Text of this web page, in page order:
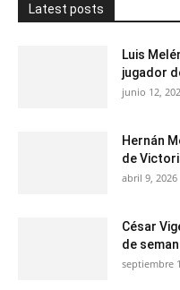
Latest posts
Luis
jugador
junio 12,
Hernán
de
abril 9, 2026
César
de
septiembre